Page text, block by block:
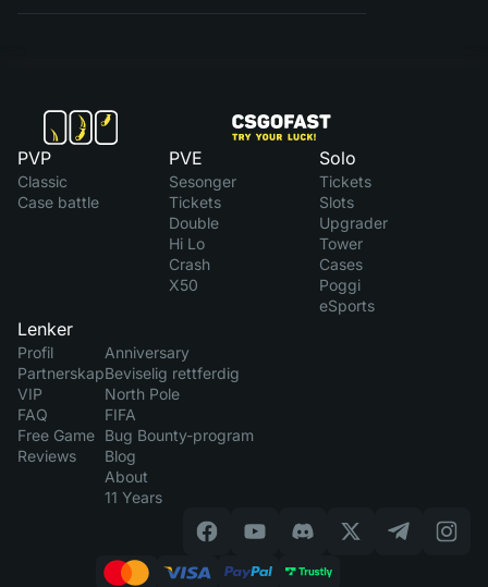
PVP
Classic
Case battle
PVE
Sesonger
Tickets
Double
Hi Lo
Crash
X50
Solo
Tickets
Slots
Upgrader
Tower
Cases
Poggi
eSports
Lenker
Profil
Partnerskap
VIP
FAQ
Free Game
Reviews
Anniversary
Beviselig rettferdig
North Pole
FIFA
Bug Bounty-program
Blog
About
11 Years